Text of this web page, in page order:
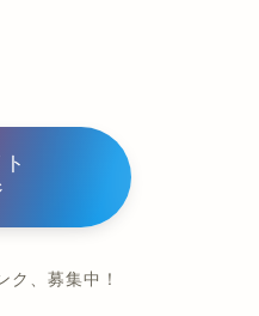
、募集中！